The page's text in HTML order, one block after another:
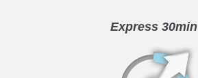
Express 30min